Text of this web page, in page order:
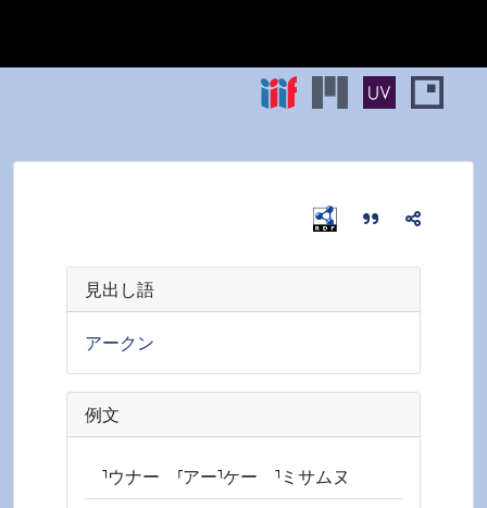
見出し語
アークン
例文
⸣ウナー ⸢アー⸣ケー ⸣ミサムヌ